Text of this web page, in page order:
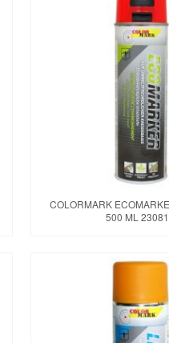
COLORMARK
500 ML